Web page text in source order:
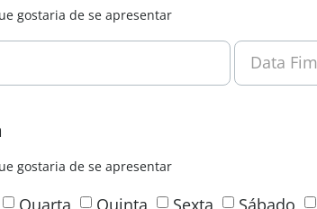
gostaria de se apresentar
Data Fim
gostaria de se apresentar
Quarta Quinta Sexta Sábado